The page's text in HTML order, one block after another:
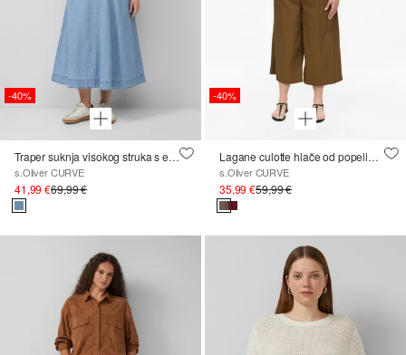
-40%
Traper suknja visokog struka s elastičnim pojasom
s.Oliver CURVE
41,99 €69,99 €
-40%
Lagane culotte hlače od popelina s naborima
s.Oliver CURVE
35,99 €59,99 €